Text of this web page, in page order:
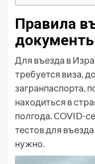
Правила
Для въезда в
требуется виза,
загранпаспорта,
находиться в
полгода. COVID-
тестов для
нужно.